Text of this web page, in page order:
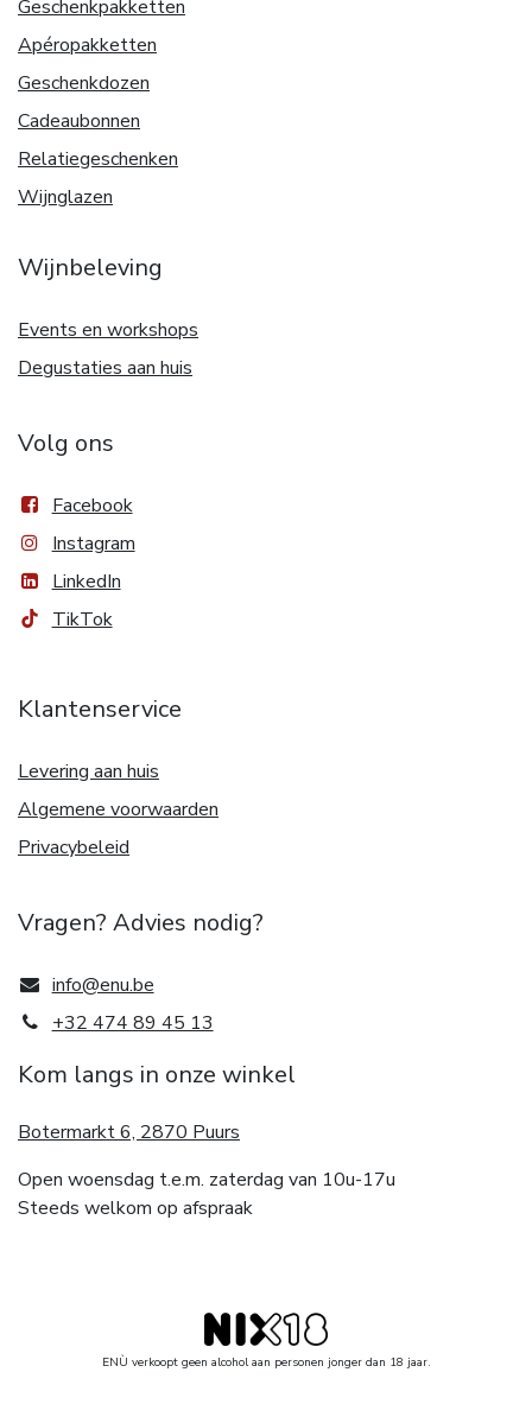
Geschenkpakketten
Apéropakketten
Geschenkdozen
Cadeaubonnen
Relatiegeschenken
Wijnglazen
Wijnbeleving
Events en workshops
Degustaties aan huis
Volg ons
Facebook
Instagram
LinkedIn
TikTok
Klantenservice
Levering aan huis
Algemene voorwaarden
Privacybeleid
Vragen? Advies nodig?
info@enu.be
+32 474 89 45 13
Kom langs in onze winkel
Botermarkt 6, 2870 Puurs
Open woensdag t.e.m. zaterdag van 10u-17u
Steeds welkom op afspraak
ENÙ verkoopt geen alcohol aan personen jonger dan 18 jaar.